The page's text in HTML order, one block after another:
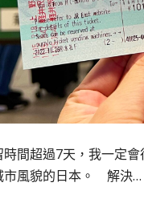
間超過7天，我一定
市風貌的日本。 解決…